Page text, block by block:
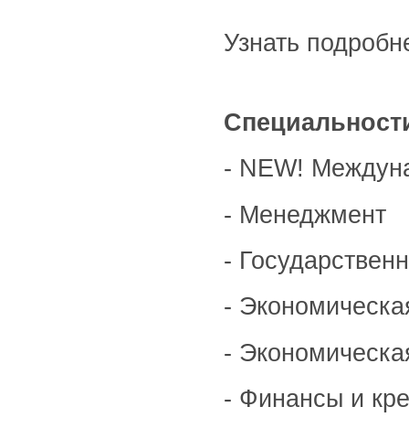
Узнать
- NEW!
- Менеджмент
-
-
-
- Финансы и